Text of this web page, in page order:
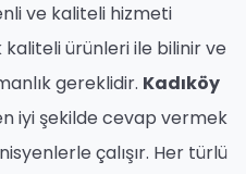
ve kaliteli hizmeti
kaliteli ürünleri ile bilinir ve
gereklidir. Kadıköy
iyi şekilde cevap vermek
çalışır. Her türlü